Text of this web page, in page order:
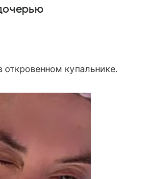
купальнике.